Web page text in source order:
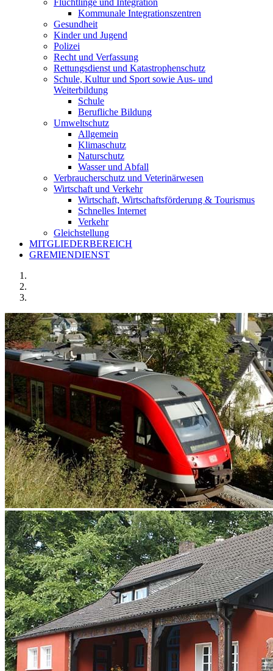
Flüchtlinge und Integration
Kommunale Integrationszentren
Gesundheit
Kinder und Jugend
Polizei
Recht und Verfassung
Rettungsdienst und Katastrophenschutz
Schule, Kultur und Sport sowie Aus- und
Weiterbildung
Schule
Berufliche Bildung
Umweltschutz
Allgemein
Klimaschutz
Naturschutz
Wasser und Abfall
Verbraucherschutz und Veterinärwesen
Wirtschaft und Verkehr
Wirtschaft, Wirtschaftsförderung & Tourismus
Schnelles Internet
Verkehr
Gleichstellung
MITGLIEDERBEREICH
GREMIENDIENST